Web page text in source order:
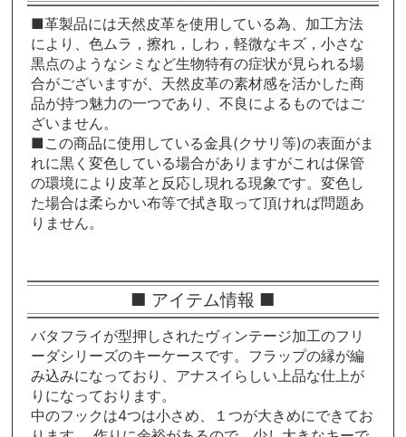
■革製品には天然皮革を使用している為、加工方法
により、色ムラ，擦れ，しわ，軽微なキズ，小さな
黒点のようなシミなど生物特有の症状が見られる場
合がございますが、天然皮革の素材感を活かした商
品が持つ魅力の一つであり、不良によるものではご
ざいません。
■この商品に使用している金具(クサリ等)の表面がま
れに黒く変色している場合がありますがこれは保管
の環境により皮革と反応し現れる現象です。変色し
た場合は柔らかい布等で拭き取って頂ければ問題あ
りません。
■ アイテム情報 ■
バタフライが型押しされたヴィンテージ加工のフリ
ーダシリーズのキーケースです。フラップの縁が編
み込みになっており、アナスイらしい上品な仕上が
りになっております。
中のフックは4つは小さめ、１つが大きめにできてお